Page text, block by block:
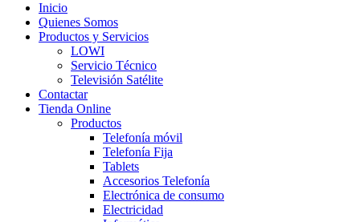
Inicio
Quienes Somos
Productos y Servicios
LOWI
Servicio Técnico
Televisión Satélite
Contactar
Tienda Online
Productos
Telefonía móvil
Telefonía Fija
Tablets
Accesorios Telefonía
Electrónica de consumo
Electricidad